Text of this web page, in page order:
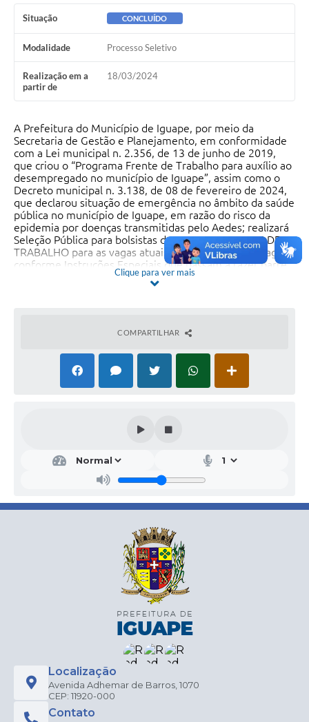
Situação CONCLUÍDO
Modalidade Processo Seletivo
Realização em a
partir de
18/03/2024
A Prefeitura do Município de Iguape, por meio da
Secretaria de Gestão e Planejamento, em conformidade
com a Lei municipal n. 2.356, de 13 de junho de 2019,
que criou o “Programa Frente de Trabalho para auxílio ao
desempregado no município de Iguape”, assim como o
Decreto municipal n. 3.138, de 08 de fevereiro de 2024,
que declarou situação de emergência no âmbito da saúde
pública no município de Iguape, em razão do risco da
epidemia por doenças transmitidas pelo Aedes; realizará
Seleção Pública para bolsistas do Programa FRENTE DE
TRABALHO para as vagas atuais e as que vierem a vagar,
conforme Instruções Especiais que passam a fazer parte
integrante deste Edital.Para acessar o edital, clique
aqui.CLASSIFICAÇÃO PRELIMINARA Prefeitura do
2.356, de 13 de junho de 2019, que criou o “Programa
Frente de Trabalho para auxílio ao desempregado no
município de Iguape”, assim como o Decreto municipal n.
3.138, de 08 de fevereiro de 2024, que declarou situação
de emergência no âmbito da saúde pública no município
de Iguape em razão do risco da epidemia por doenças
desempate.Para acessar o edital, clique
aqui.CLASSIFICAÇÃO FINALA Prefeitura do Município de
Planejamento, em conformidade com a Lei municipal n.
2.356, de 13 de junho de 2019, que criou o “Programa
Frente de Trabalho para auxílio ao desempregado no
município de Iguape”, assim como o Decreto municipal n.
3.138, de 08 de fevereiro de 2024, que declarou situação
de emergência no âmbito da saúde pública no município
de Iguape em razão do risco da epidemia por doenças
transmitidas pelo Aedes, divulga a lista completa dos
candidatos inscritos e organizados por critério de
desempate após resultado dos recursos.Para acessar o
edital, clique aqui.HOMOLOGAÇÃO FRENTE DE
TRABALHO Nº 001/2024Para acessar o documento,
Clique para ver mais
COMPARTILHAR
Localização
Avenida Adhemar de Barros, 1070
CEP: 11920-000
Contato